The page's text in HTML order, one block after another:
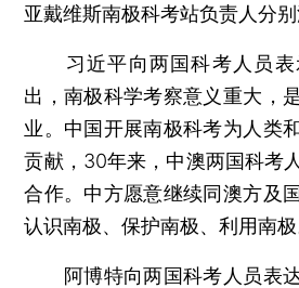
亚戴维斯南极科考站负责人分别
习近平向两国科考人员表
出，南极科学考察意义重大，
业。中国开展南极科考为人类
贡献，30年来，中澳两国科考
合作。中方愿意继续同澳方及
认识南极、保护南极、利用南极
阿博特向两国科考人员表达